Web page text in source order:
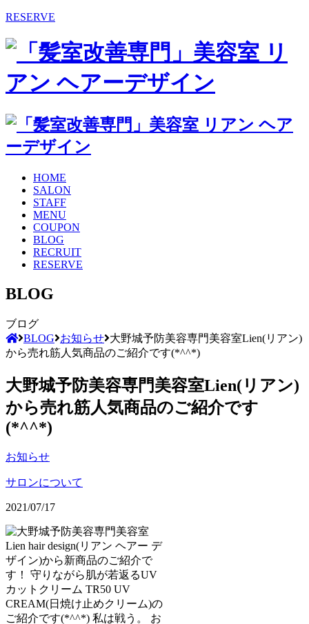
RESERVE
HOME
SALON
STAFF
MENU
COUPON
BLOG
RECRUIT
RESERVE
BLOG
ブログ
BLOG お知らせ 大野城予防美容専門美容室Lien(リアン)
から売れ筋人気商品のご紹介です(*^^*)
大野城予防美容専門美容室Lien(リアン)
から売れ筋人気商品のご紹介です
(*^^*)
お知らせ
サロンについて
2021/07/17